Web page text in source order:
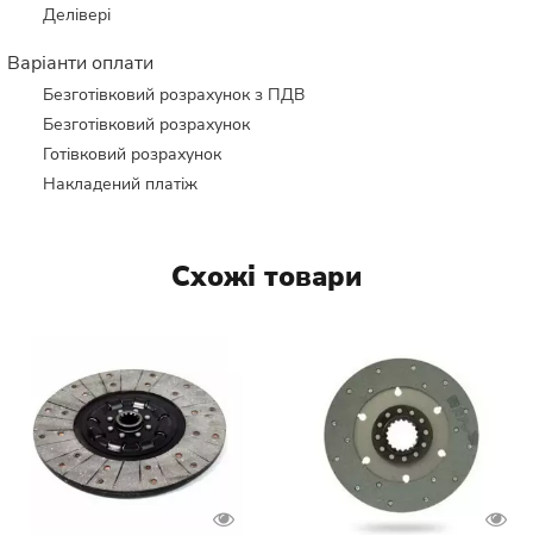
Делівері
Варіанти оплати
Безготівковий розрахунок з ПДВ
Безготівковий розрахунок
Готівковий розрахунок
Накладений платіж
Схожі товари